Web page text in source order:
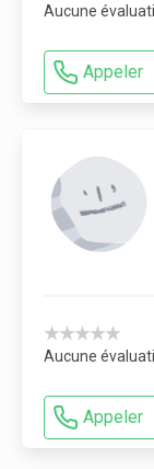
Aucune
Appeler
★★★★★
Aucune
Appeler